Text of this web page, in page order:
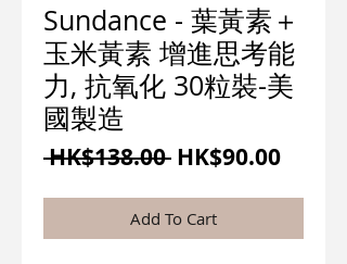
Sundance - 葉黃素＋
玉米黃素 增進思考能
力, 抗氧化 30粒裝-美
國製造
HK$138.00 一
價
格
HK$90.00促
格
Add To Cart